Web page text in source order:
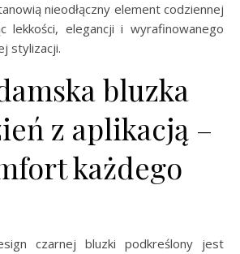
nieodłączny element codziennej
lekkości, elegancji i wyrafinowanego
stylizacji.
bluzka
z aplikacją –
każdego
czarnej bluzki podkreślony jest